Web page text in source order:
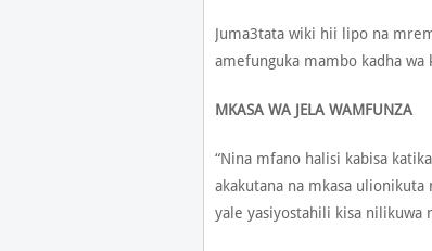
Juma3tata wiki hii lipo na
amefunguka mambo kadha wa
MKASA WA JELA WAMFUNZA
“Nina mfano halisi kabisa
akakutana na mkasa
yale yasiyostahili kisa nilikuwa